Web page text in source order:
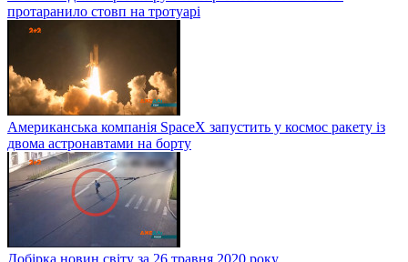
протаранило стовп на тротуарі
Американська компанія SpaceX запустить у космос ракету із
двома астронавтами на борту
Добірка новин світу за 26 травня 2020 року